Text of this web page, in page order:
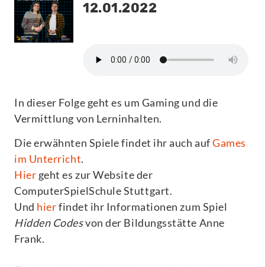
12.01.2022
In dieser Folge geht es um Gaming und die
Vermittlung von Lerninhalten.
Die erwähnten Spiele findet ihr auch aufGames
im Unterricht.
Hier geht es zur Website der
ComputerSpielSchule Stuttgart.
Und hierfindet ihr Informationen zum Spiel
Hidden Codesvon der Bildungsstätte Anne
Frank.